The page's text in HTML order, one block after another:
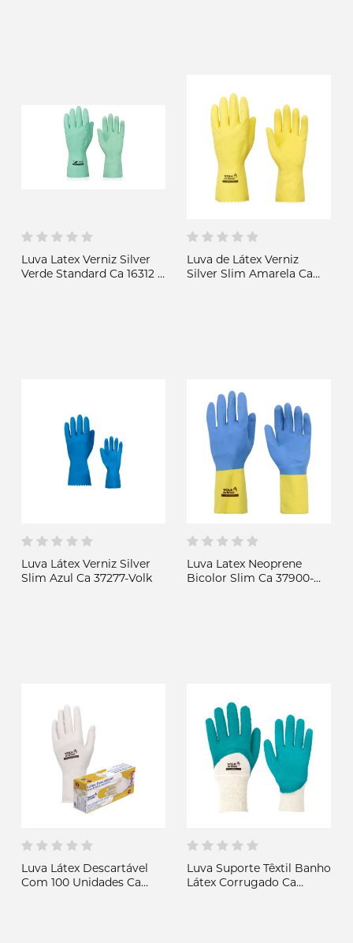
Luva Latex Verniz Silver
Verde Standard Ca 16312 -
Luva de Látex Verniz
Silver Slim Amarela Ca
Luva Látex Verniz Silver
Slim Azul Ca 37277-Volk
Luva Latex Neoprene
Bicolor Slim Ca 37900-
Luva Látex Descartável
Com 100 Unidades Ca
Luva Suporte Têxtil Banho
Látex Corrugado Ca